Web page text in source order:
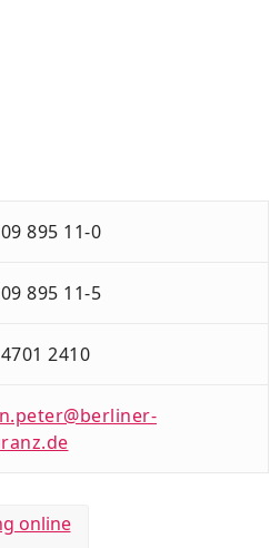
895 11-0
895 11-5
2410